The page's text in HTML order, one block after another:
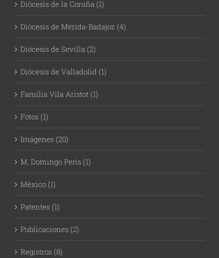
Diócesis de la Coruña (1)
Diócesis de Mérida-Badajoz (4)
Diócesis de Sevilla (2)
Diócesis de Valladolid (1)
Familia Vila Aristot (1)
Fotos (1)
Imágenes (20)
M. Domingo Peris (1)
México (1)
Patentes (1)
Publicaciones (2)
Registros (8)